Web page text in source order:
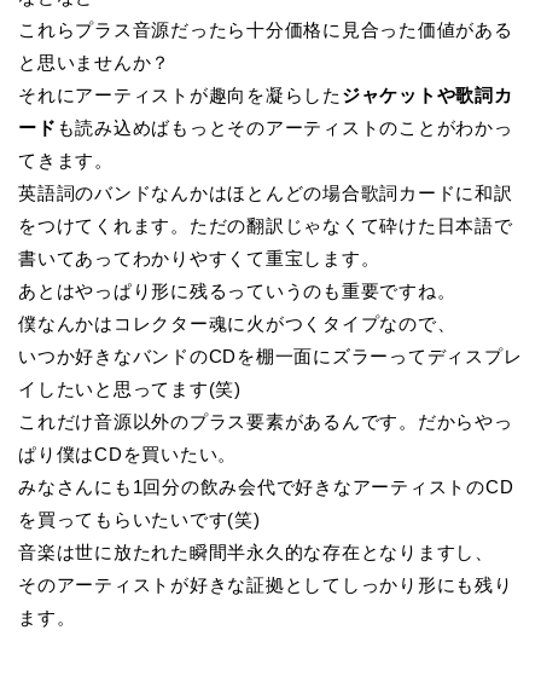
これらプラス音源だったら十分価格に見合った価値がある
と思いませんか？
それにアーティストが趣向を凝らした ジャケットや歌詞カ
ード も読み込めばもっとそのアーティストのことがわかっ
てきます。
英語詞のバンドなんかはほとんどの場合歌詞カードに和訳
をつけてくれます。ただの翻訳じゃなくて砕けた日本語で
書いてあってわかりやすくて重宝します。
あとはやっぱり形に残るっていうのも重要ですね。
僕なんかはコレクター魂に火がつくタイプなので、
いつか好きなバンドのCDを棚一面にズラーってディスプレ
イしたいと思ってます(笑)
これだけ音源以外のプラス要素があるんです。だからやっ
ぱり僕はCDを買いたい。
みなさんにも1回分の飲み会代で好きなアーティストのCD
を買ってもらいたいです(笑)
音楽は世に放たれた瞬間半永久的な存在となりますし、
そのアーティストが好きな証拠としてしっかり形にも残り
ます。